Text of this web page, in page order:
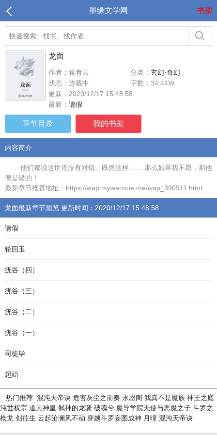
墨缘文学网 书架
龙面
作者：蒋青云 分类： 玄幻·奇幻
状态：连载中
字数：34.44W
更新：2020/12/17 15:48:58
最新： 请假
章节目录 我的书架
内容简介
他们都说这世道没有对错。既然这样…… 那么如果我不愿，那他
便是错的！
最新章节推荐地址：https://wap.mywenxue.me/wap_390911.html
龙面最新章节预览 更新时间：2020/12/17 15:48:58
请假
轮回玉
疣谷（四）
疣谷（三）
疣谷（二）
疣谷（一）
司徒毕
起始
热门推荐: 混沌天帝诀 危害灰尘之前奏 永恩阁 我真不是魔族 神王之庭
沌世权宗 道元神皇 弑神的龙骑 破魂兮 魔导学院天使与恶魔之子 斗罗之
枪龙 创往生 云起沧澜风不动 穿越斗罗妄图成神 月曈 混沌天帝诀